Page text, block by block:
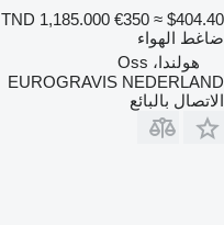
TND 1,185.000 €350 ≈ $404.40
ضاغط الهواء
هولندا، Oss
EUROGRAVIS NEDERLAND
الاتصال بالبائع